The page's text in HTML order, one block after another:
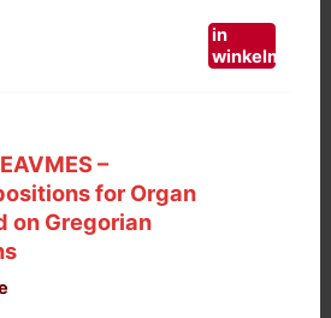
in
winkelmand
–
for Organ
on Gregorian